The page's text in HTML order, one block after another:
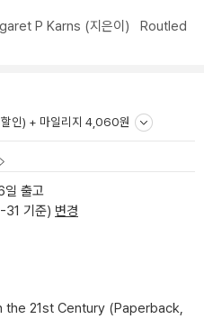
P Karns (지은이) Routled
인) + 마일리지 4,060원
일 출고
31 기준) 변경
the 21st Century (Paperback,